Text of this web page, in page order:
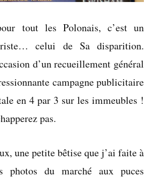
tout les Polonais, c’est un
celui de Sa disparition.
d’un recueillement général
campagne publicitaire
en 4 par 3 sur les immeubles !
pas.
une petite bêtise que j’ai faite à
photos du marché aux puces